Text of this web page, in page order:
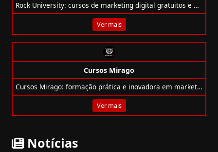
Rock University: cursos de marketing digital gratuitos e pagos com foco prático em conteúdo, SEO, Inbound, redes sociais e mais!
Ver mais
Cursos Mirago
Cursos Mirago: formação prática e inovadora em marketing digital, vendas e e-commerce para impulsionar sua carreira no mercado digital.
Ver mais
Notícias